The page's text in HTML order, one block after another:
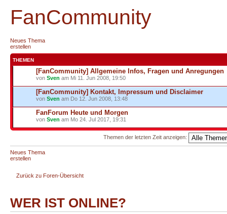
FanCommunity
Neues Thema
erstellen
THEMEN
[FanCommunity] Allgemeine Infos, Fragen und Anregungen
von Sven am Mi 11. Jun 2008, 19:50
[FanCommunity] Kontakt, Impressum und Disclaimer
von Sven am Do 12. Jun 2008, 13:48
FanForum Heute und Morgen
von Sven am Mo 24. Jul 2017, 19:31
Themen der letzten Zeit anzeigen:
Neues Thema
erstellen
Zurück zu Foren-Übersicht
WER IST ONLINE?